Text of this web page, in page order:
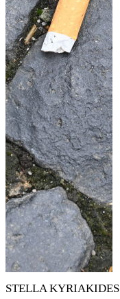
STELLA KYRIAKIDES